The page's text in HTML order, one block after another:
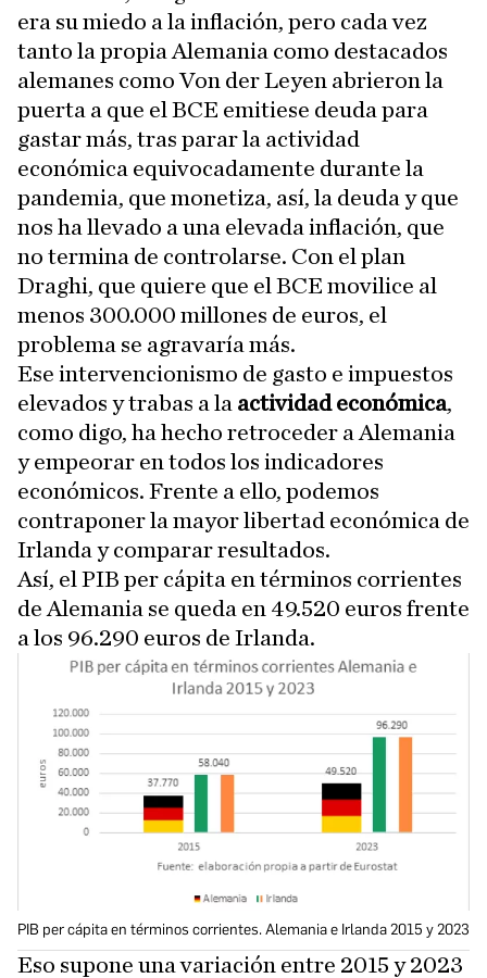
era su miedo a la inflación, pero cada vez
tanto la propia Alemania como destacados
alemanes como Von der Leyen abrieron la
puerta a que el BCE emitiese deuda para
gastar más, tras parar la actividad
económica equivocadamente durante la
pandemia, que monetiza, así, la deuda y que
nos ha llevado a una elevada inflación, que
no termina de controlarse. Con el plan
Draghi, que quiere que el BCE movilice al
menos 300.000 millones de euros, el
problema se agravaría más.
Ese intervencionismo de gasto e impuestos
elevados y trabas a la actividad económica,
como digo, ha hecho retroceder a Alemania
y empeorar en todos los indicadores
económicos. Frente a ello, podemos
contraponer la mayor libertad económica de
Irlanda y comparar resultados.
Así, el PIB per cápita en términos corrientes
de Alemania se queda en 49.520 euros frente
a los 96.290 euros de Irlanda.
PIB per cápita en términos corrientes. Alemania e Irlanda 2015 y 2023
Eso supone una variación entre 2015 y 2023